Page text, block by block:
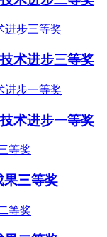
术进步三等奖
术进步一等奖
果三等奖